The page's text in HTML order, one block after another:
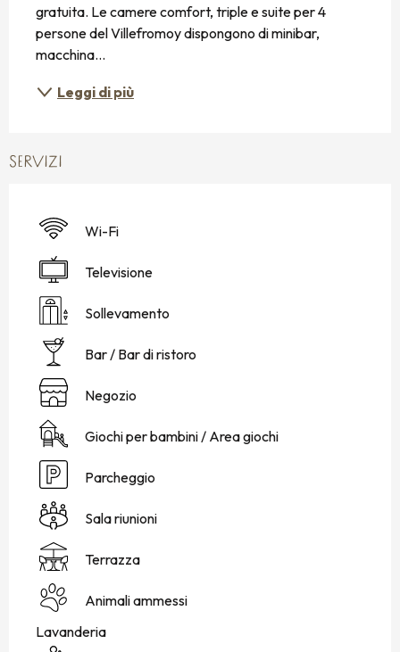
gratuita. Le camere comfort, triple e suite per 4
persone del Villefromoy dispongono di minibar,
macchina...
Leggi di più
SERVIZI
Wi-Fi
Televisione
Sollevamento
Bar / Bar di ristoro
Negozio
Giochi per bambini / Area giochi
Parcheggio
Sala riunioni
Terrazza
Animali ammessi
Lavanderia